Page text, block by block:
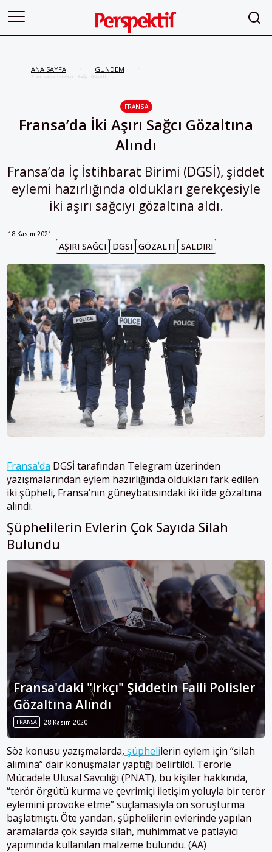
ANA SAYFA GÜNDEM
Fransa’da İki Aşırı Sağcı Gözaltına
FRANSA
Fransa’da İki Aşırı Sağcı Gözaltına
Alındı
Fransa’da İç İstihbarat Birimi (DGSİ), şiddet
eylemi hazırlığında oldukları gerekçesiyle
iki aşırı sağcıyı gözaltına aldı.
18 Kasım 2021
AŞIRI SAĞCI DGSI GÖZALTI SALDIRI
Fransa’da DGSİ tarafından Telegram üzerinden
yazışmalarından eylem hazırlığında oldukları fark edilen
iki şüpheli, Fransa’nın güneybatısındaki iki ilde gözaltına
alındı.
Şüphelilerin Evlerin Çok Sayıda Silah
Bulundu
Fransa'daki "Irkçı" Şiddetin Faili Polisler
Gözaltına Alındı
FRANSA 28 Kasım 2020
Söz konusu yazışmalarda, şüphelilerin eylem için “silah
alımına” dair konuşmalar yaptığı belirtildi. Terörle
Mücadele Ulusal Savcılığı (PNAT), bu kişiler hakkında,
“terör örgütü kurma ve çevrimiçi iletişim yoluyla bir terör
eylemini provoke etme” suçlamasıyla ön soruşturma
başlatmıştı. Öte yandan, şüphelilerin evlerinde yapılan
aramalarda çok sayıda silah, mühimmat ve patlayıcı
yapımında kullanılan malzeme bulundu. (AA)